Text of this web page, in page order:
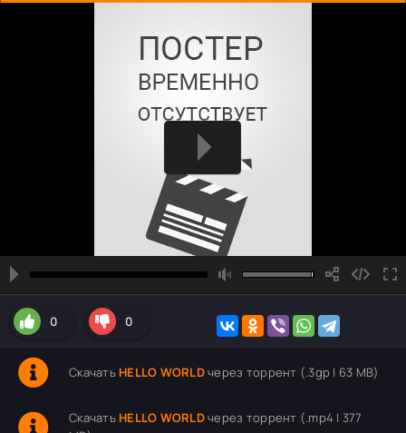
0 0
Скачать HELLO WORLDчерез торрент (.3gp | 63 MB)
Скачать HELLO WORLDчерез торрент (.mp4 | 377